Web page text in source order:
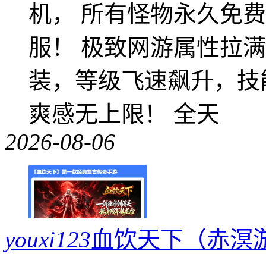
机， 所有怪物永久免
服！ 极致网游属性拉
装，等级飞速飙升，
爽感无上限！ 全天
2026-08-06
youxi123血饮天下（赤溟